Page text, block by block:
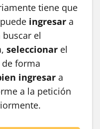
tiene que
ingresar a
el
seleccionar el
forma
ingresar a
a la petición